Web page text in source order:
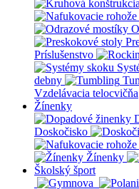
Príslušenstvo
debny
Vzdelávacia telocvičňa
Žínenky
Doskočisko
Žínenky
Školský šport